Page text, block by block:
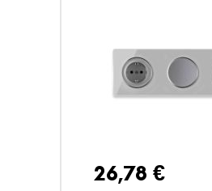
26,78 €